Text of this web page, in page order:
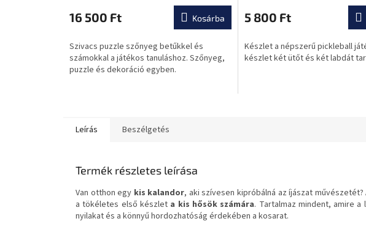
átlagos
értékelése
ből
0,0
csillag.
16 500 Ft Kosárba
Szivacs puzzle szőnyeg betűkkel és
számokkal a játékos tanuláshoz. Szőnyeg,
puzzle és dekoráció egyben.
5 800 Ft
Készlet a népszerű pickleball
készlet két ütőt és két labdát
Leírás Beszélgetés
Termék részletes leírása
Van otthon egy kis kalandor, aki szívesen kipróbálná az íjászat művészetét?
a tökéletes első készlet a kis hősök számára. Tartalmaz mindent, amire
nyilakat és a könnyű hordozhatóság érdekében a kosarat.